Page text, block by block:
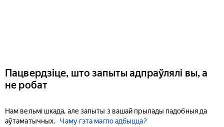
Пацвердзіце, што запыты адпраўлялі вы, а
не робат
Нам вельмі шкада, але запыты з вашай прылады падобныя да
аўтаматычных.
Чаму гэта магло адбыцца?